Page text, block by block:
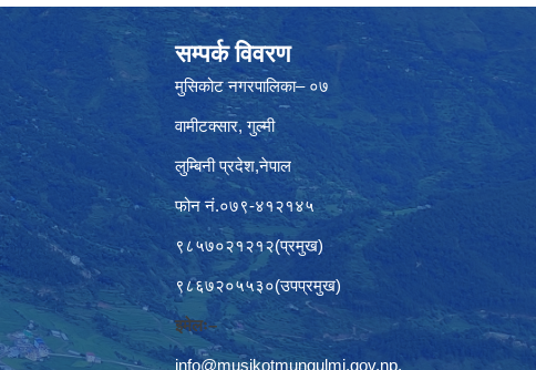
सम्पर्क विवरण
मुसिकोट नगरपालिका– ०७
वामीटक्सार, गुल्मी
लुम्बिनी प्रदेश,नेपाल
फोन नं.०७९-४१२१४५
९८५७०२१२१२(प्रमुख)
९८६७२०५५३०(उपप्रमुख)
इमेलः–
info@musikotmungulmi.gov.np,